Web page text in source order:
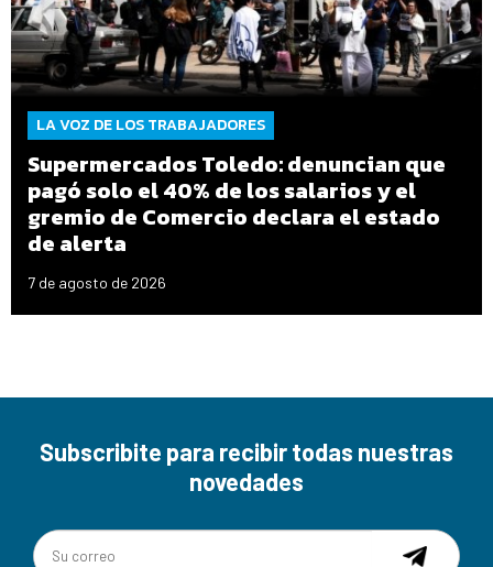
LA VOZ DE LOS TRABAJADORES
Supermercados Toledo: denuncian que
pagó solo el 40% de los salarios y el
gremio de Comercio declara el estado
de alerta
7 de agosto de 2026
Subscribite para recibir todas nuestras
novedades